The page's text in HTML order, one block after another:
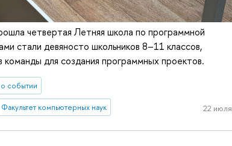
четвертая Летняя школа по программной
стали девяносто школьников 8–11 классов,
команды для создания программных проектов.
событии
Факультет компьютерных наук 22 июля